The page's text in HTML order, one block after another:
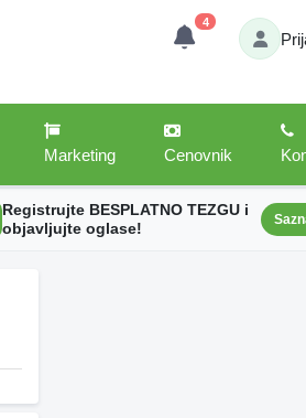
4
Marketing
Cenovnik
Registrujte BESPLATNO TEZGU i
objavljujte oglase!